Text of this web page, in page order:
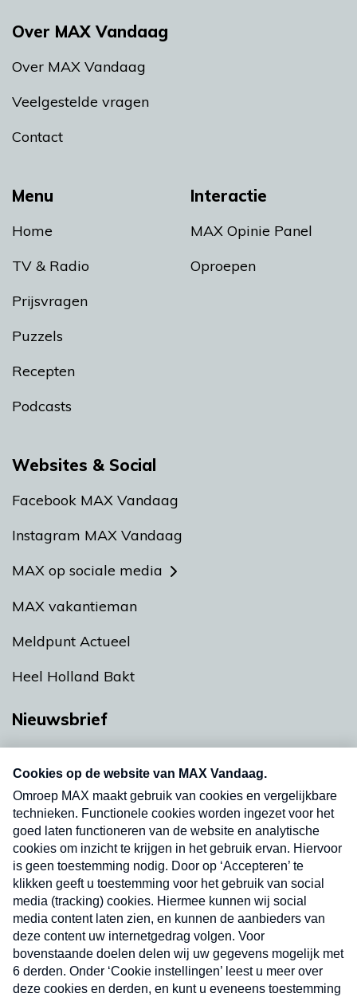
Menu
Home
TV & Radio
Prijsvragen
Puzzels
Recepten
Podcasts
Interactie
MAX Opinie Panel
Oproepen
Over MAX Vandaag
Over MAX Vandaag
Veelgestelde vragen
Contact
Websites & Social
Facebook MAX Vandaag
Instagram MAX Vandaag
MAX op sociale media
MAX vakantieman
Meldpunt Actueel
Heel Holland Bakt
Nieuwsbrief
nieuwsbrief. Elke vrijdag- en dinsdagochtend in
uw mailbox.
Verzend
Nieuwsbrief